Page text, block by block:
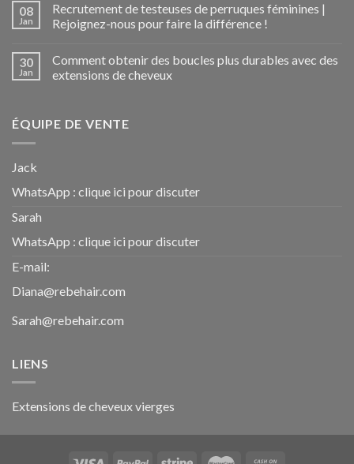
08
Jan
Recrutement de testeuses de perruques féminines |
Rejoignez-nous pour faire la différence !
30
Jan
Comment obtenir des boucles plus durables avec des
extensions de cheveux
ÉQUIPE DE VENTE
Jack
WhatsApp : clique ici pour discuter
Sarah
WhatsApp : clique ici pour discuter
E-mail:
Diana@rebehair.com
Sarah@rebehair.com
LIENS
Extensions de cheveux vierges